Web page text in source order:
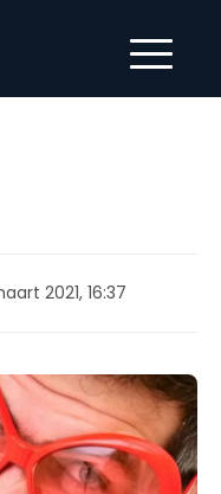
2021, 16:37